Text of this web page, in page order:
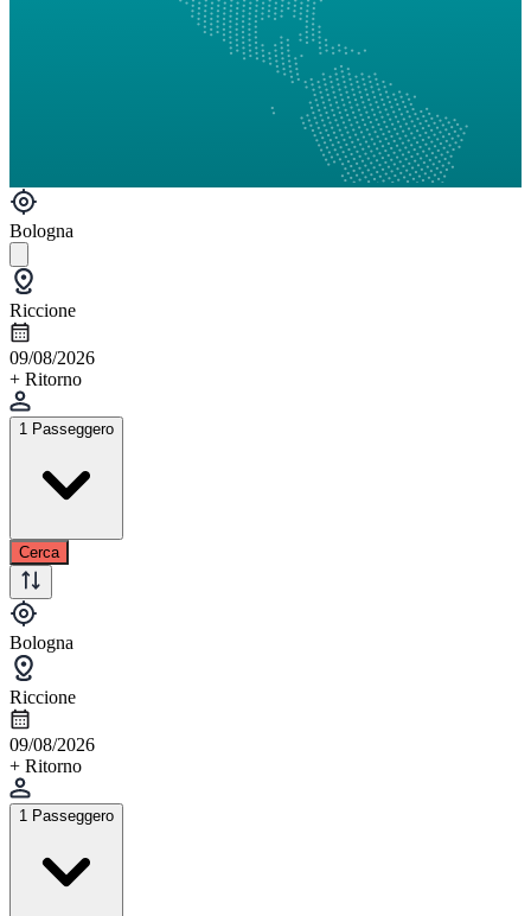
Bologna
Riccione
09/08/2026
+ Ritorno
1 Passeggero
Cerca
Bologna
Riccione
09/08/2026
+ Ritorno
1 Passeggero